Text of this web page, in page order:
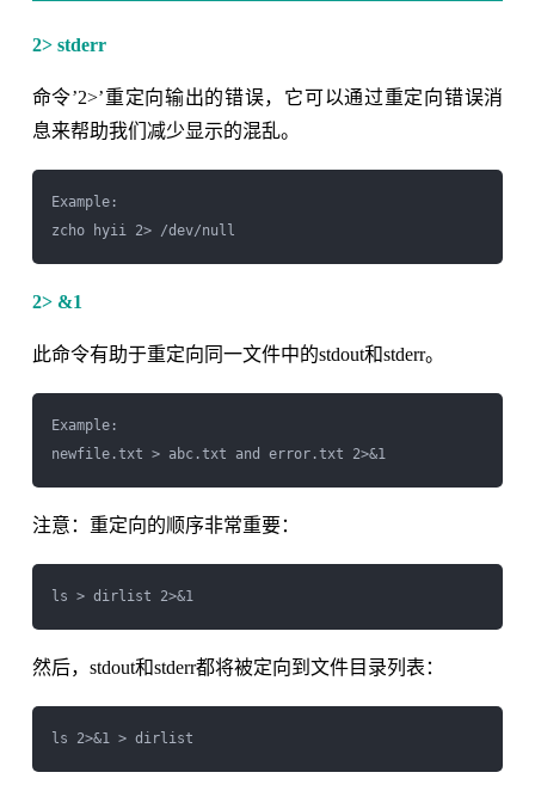
2> stderr
命令’2>’重定向输出的错误，它可以通过重定向错误消
息来帮助我们减少显示的混乱。
Example:
2> &1
此命令有助于重定向同一文件中的stdout和stderr。
Example:
注意：重定向的顺序非常重要：
然后，stdout和stderr都将被定向到文件目录列表：